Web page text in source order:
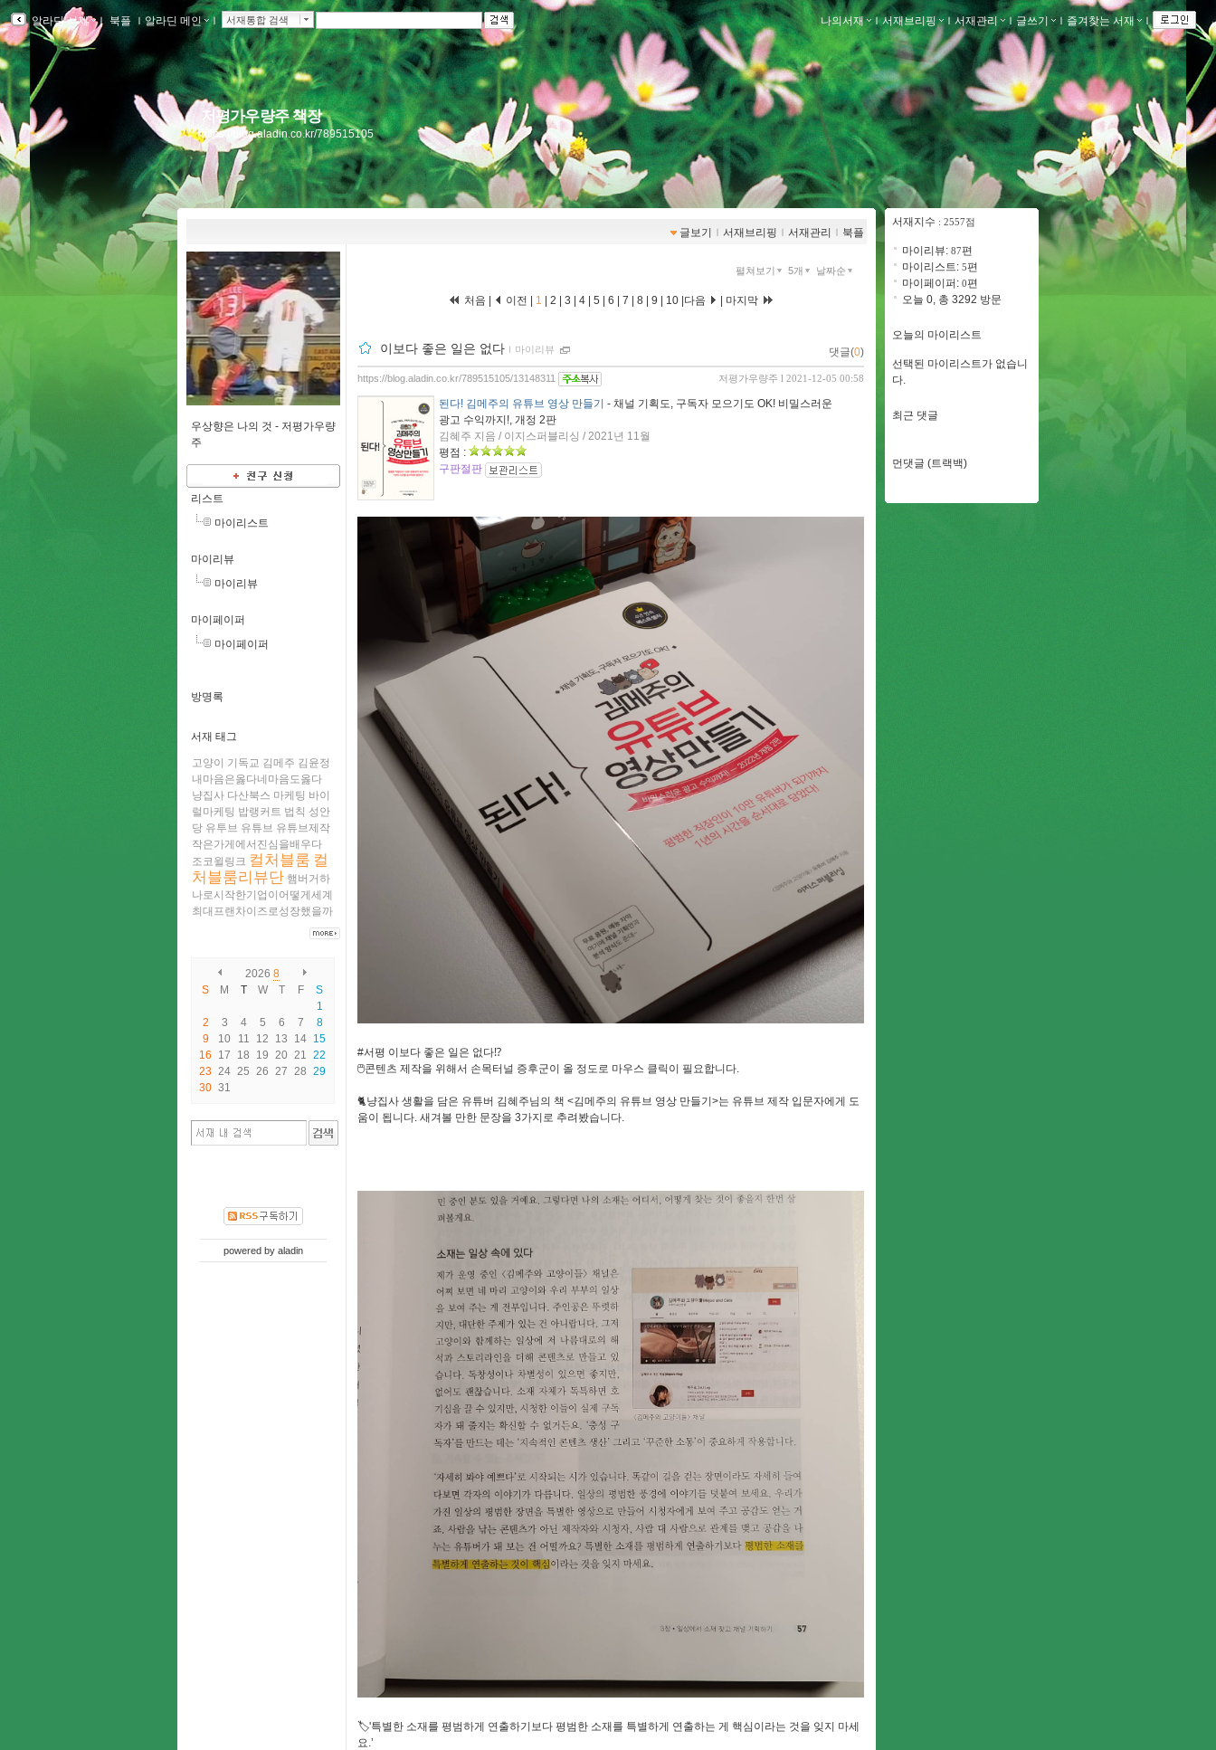
알라딘 서재 ｌ 북플 ｌ 알라딘 메인 ｌ 서재통합 검색 나의서재 ｌ서재브리핑 ｌ서재관리 ｌ글쓰기 ｌ 즐겨찾는 서재 ｌ
저평가우량주 책장
https://blog.aladin.co.kr/789515105
글보기 ｌ 서재브리핑 ｌ 서재관리 ｌ 북플
우상향은 나의 것 - 저평가우량
주
리스트
마이리스트
마이리뷰
마이리뷰
마이페이퍼
마이페이퍼
방명록
서재 태그
고양이 기독교 김메주 김윤정
내마음은옳다네마음도옳다
냥집사 다산북스 마케팅 바이
럴마케팅 밥랭커트 법칙 성안
당 유투브 유튜브 유튜브제작
작은가게에서진심을배우다
조코윌링크 컬처블룸 컬
처블룸리뷰단 햄버거하
나로시작한기업이어떻게세계
최대프랜차이즈로성장했을까
2026 8
S
M T W T F
S
1
2
3 4 5 6 7
8
9
10 11 12 13 14 15
16
17 18 19 20 21 22
23 24 25 26 27 28 29
30 31
powered by aladin
펼쳐보기 5개 날짜순
처음 | 이전 | 1 2 3 4 5 6 7 8 9 10 다음 마지막
이보다 좋은 일은 없다 ｌ 마이리뷰 댓글(0)
저평가우량주 l 2021-12-05 00:58
https://blog.aladin.co.kr/789515105/13148311
된다! 김메주의 유튜브 영상 만들기 - 채널 기획도, 구독자 모으기도 OK! 비밀스러운
광고 수익까지!, 개정 2판
김혜주 지음 / 이지스퍼블리싱 / 2021년 11월
평점 :
구판절판
#서평 이보다 좋은 일은 없다⁉️
🖱콘텐츠 제작을 위해서 손목터널 증후군이 올 정도로 마우스 클릭이 필요합니다.
🐈냥집사 생활을 담은 유튜버 김혜주님의 책 <김메주의 유튜브 영상 만들기>는 유튜브 제작 입문자에게 도
움이 됩니다. 새겨볼 만한 문장을 3가지로 추려봤습니다.
🏷'특별한 소재를 평범하게 연출하기보다 평범한 소재를 특별하게 연출하는 게 핵심이라는 것을 잊지 마세
요.’
서재지수 : 2557점
마이리뷰: 87편
마이리스트: 5편
마이페이퍼: 0편
오늘 0, 총 3292 방문
오늘의 마이리스트
선택된 마이리스트가 없습니
다.
최근 댓글
먼댓글 (트랙백)